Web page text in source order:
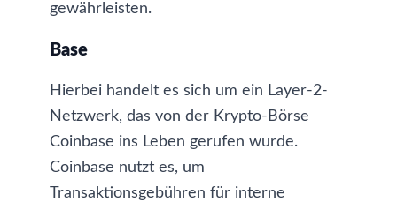
gewährleisten.
Base
Hierbei handelt es sich um ein Layer-2-
Netzwerk, das von der Krypto-Börse
Coinbase ins Leben gerufen wurde.
Coinbase nutzt es, um
Transaktionsgebühren für interne